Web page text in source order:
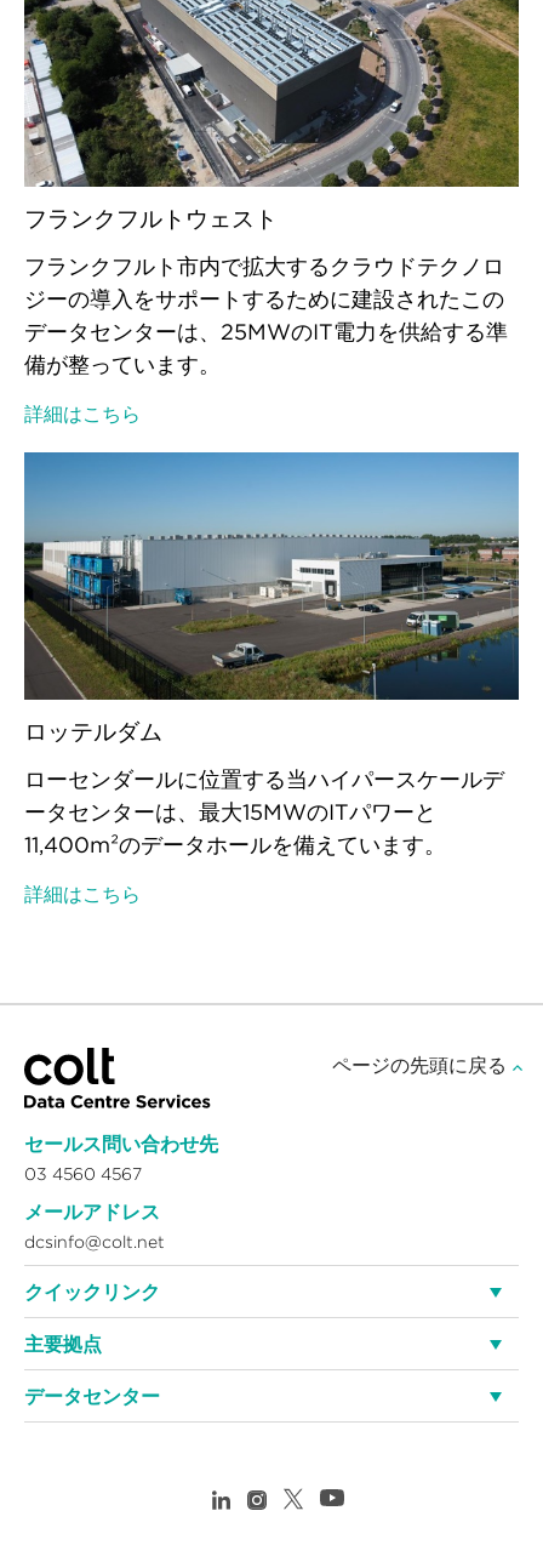
フランクフルトウェスト
フランクフルト市内で拡大するクラウドテクノロ
ジーの導入をサポートするために建設されたこの
データセンターは、25MWのIT電力を供給する準
備が整っています。
詳細はこちら
ロッテルダム
ローセンダールに位置する当ハイパースケールデ
ータセンターは、最大15MWのITパワーと
11,400m²のデータホールを備えています。
詳細はこちら
セールス問い合わせ先
03 4560 4567
メールアドレス
dcsinfo@colt.net
ページの先頭に戻る
クイックリンク
主要拠点
データセンター